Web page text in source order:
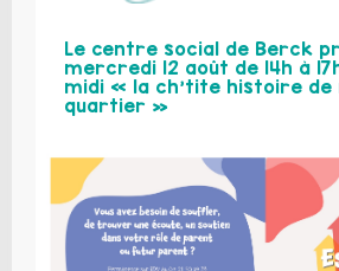
Le centre social de Berck
mercredi 12 août de 14h à
midi « la ch’tite histoire de
quartier »